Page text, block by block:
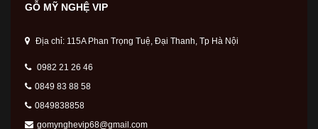
GỖ MỸ NGHỆ VIP
Địa chỉ: 115A Phan Trọng Tuệ, Đại Thanh, Tp Hà Nội
0982 21 26 46
0849 83 88 58
0849838858
gomynghevip68@gmail.com